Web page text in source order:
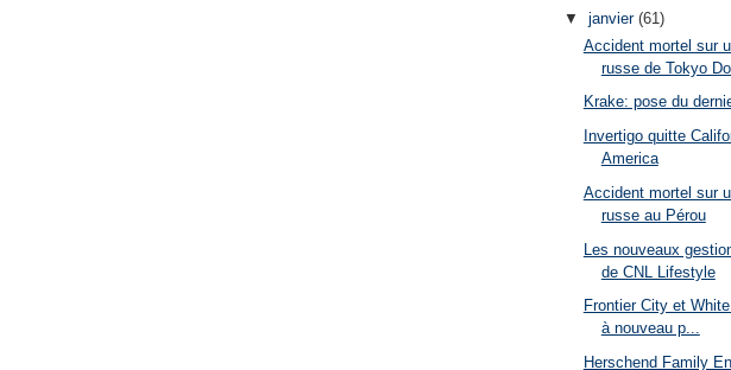
▼ janvier (61)
Accident mortel sur
russe de Tokyo
Krake: pose du
Invertigo quitte
America
Accident mortel sur
russe au Pérou
Les nouveaux
de CNL Lifestyle
Frontier City et
à nouveau p...
Herschend Family